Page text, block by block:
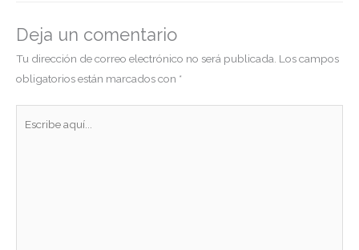
Deja un comentario
Tu dirección de correo electrónico no será publicada. Los campos
obligatorios están marcados con *